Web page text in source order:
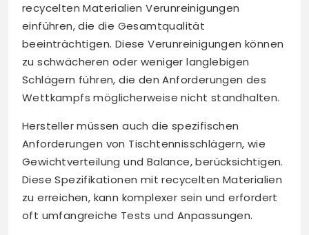
recycelten Materialien Verunreinigungen
einführen, die die Gesamtqualität
beeinträchtigen. Diese Verunreinigungen können
zu schwächeren oder weniger langlebigen
Schlägern führen, die den Anforderungen des
Wettkampfs möglicherweise nicht standhalten.
Hersteller müssen auch die spezifischen
Anforderungen von Tischtennisschlägern, wie
Gewichtverteilung und Balance, berücksichtigen.
Diese Spezifikationen mit recycelten Materialien
zu erreichen, kann komplexer sein und erfordert
oft umfangreiche Tests und Anpassungen.